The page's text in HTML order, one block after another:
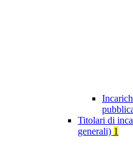
Titolari di
generali) 1